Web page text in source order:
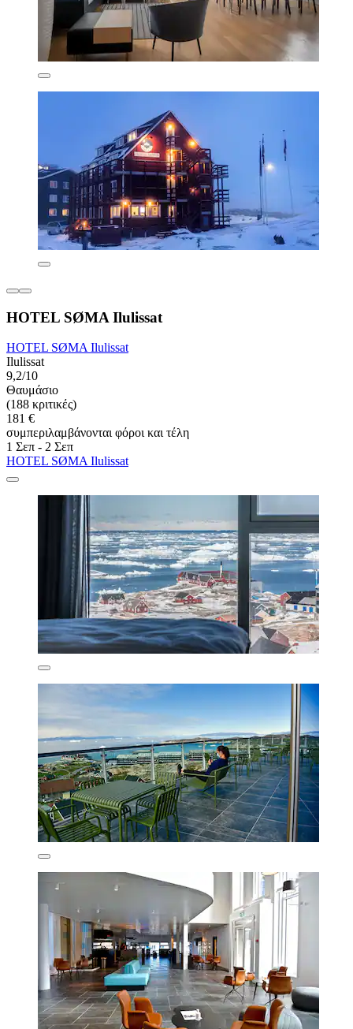
HOTEL SØMA Ilulissat
HOTEL SØMA Ilulissat
Ilulissat
9,2/10
Θαυμάσιο
(188 κριτικές)
181 €
συμπεριλαμβάνονται φόροι και τέλη
1 Σεπ - 2 Σεπ
HOTEL SØMA Ilulissat